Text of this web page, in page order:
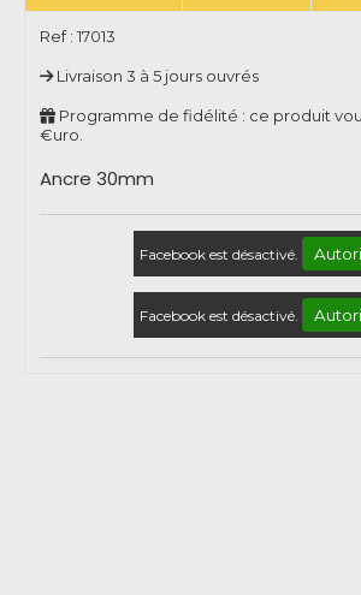
Ref : 17013
Livraison 3 à 5 jours ouvrés
Programme de fidélité : ce produit
€uro.
Ancre 30mm
Facebook est désactivé.
Facebook est désactivé.